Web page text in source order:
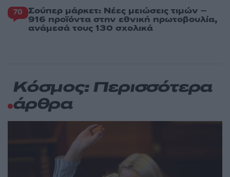
70 Σούπερ μάρκετ: Νέες μειώσεις τιμών –
916 προϊόντα στην εθνική πρωτοβουλία,
ανάμεσά τους 130 σχολικά
Κόσμος: Περισσότερα
άρθρα